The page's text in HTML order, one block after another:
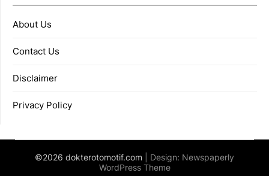
About Us
Contact Us
Disclaimer
Privacy Policy
©2026 dokterotomotif.com | Design: Newspaperly
WordPress Theme